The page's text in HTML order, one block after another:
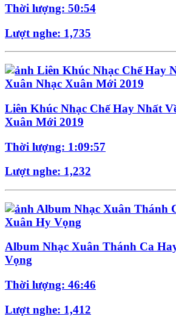
Thời lượng: 50:54
Lượt nghe: 1,735
Liên Khúc Nhạc Chế Hay Nhất
Xuân Mới 2019
Thời lượng: 1:09:57
Lượt nghe: 1,232
Album Nhạc Xuân Thánh Ca
Vọng
Thời lượng: 46:46
Lượt nghe: 1,412